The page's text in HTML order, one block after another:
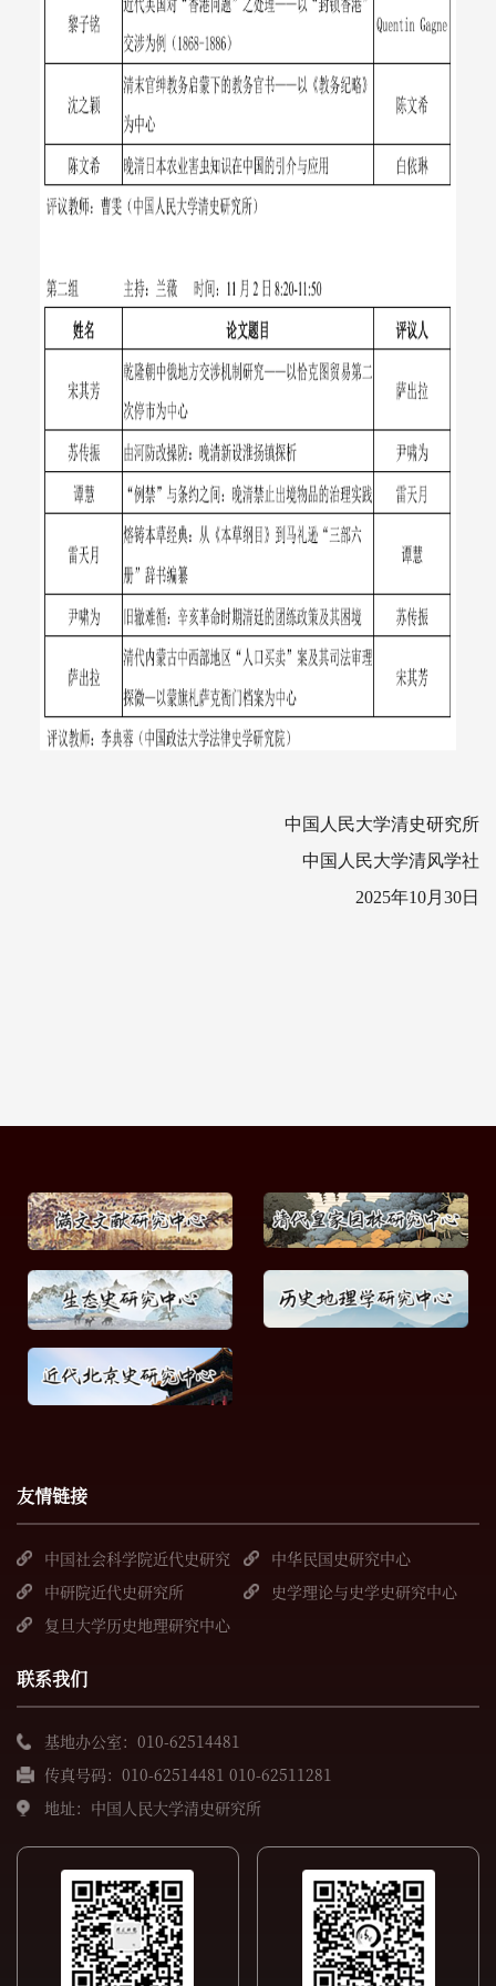
中国人民大学清史研究所
中国人民大学清风学社
2025年10月30日
友情链接
中国社会科学院近代史研究
所
中华民国史研究中心
中研院近代史研究所
史学理论与史学史研究中心
复旦大学历史地理研究中心
联系我们
基地办公室：010-62514481
传真号码：010-62514481 010-62511281
地址：中国人民大学清史研究所